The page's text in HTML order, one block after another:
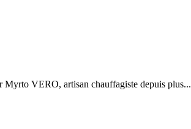
Myrto VERO, artisan chauffagiste depuis plus...